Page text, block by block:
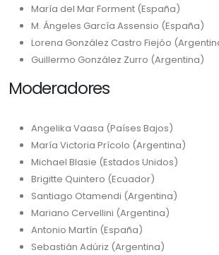
María del Mar Forment (España)
M. Ángeles García Assensio (España)
Lorena González Castro Fiejóo
Guillermo González Zurro (Argentina)
Moderadores
Angelika Vaasa (Países Bajos)
María Victoria Prícolo (Argentina)
Michael Blasie (Estados Unidos)
Brigitte Quintero (Ecuador)
Santiago Otamendi (Argentina)
Mariano Cervellini (Argentina)
Antonio Martín (España)
Sebastián Adúriz (Argentina)